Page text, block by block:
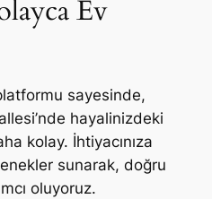
Ev
sayesinde,
hayalinizdeki
kolay. İhtiyacınıza
sunarak, doğru
oluyoruz.